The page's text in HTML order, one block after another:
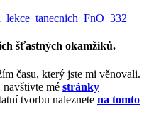
šťastných okamžiků.
času, který jste mi věnovali.
mé stránky
tvorbu naleznete na tomto